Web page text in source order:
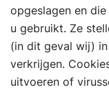
opgeslagen en
u gebruikt. Ze
(in dit geval wij)
verkrijgen.
uitvoeren of